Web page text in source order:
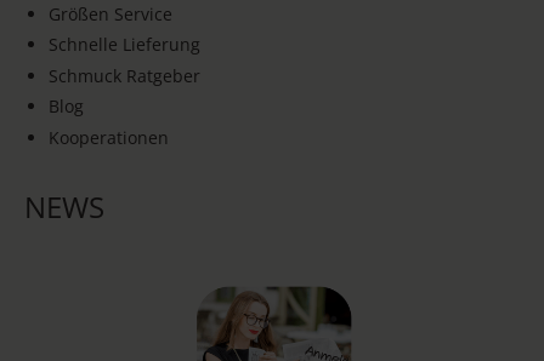
Größen Service
Schnelle Lieferung
Schmuck Ratgeber
Blog
Kooperationen
NEWS